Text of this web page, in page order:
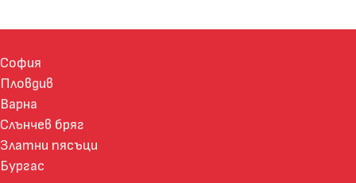
София
Пловдив
Варна
Слънчев бряг
Златни пясъци
Бургас